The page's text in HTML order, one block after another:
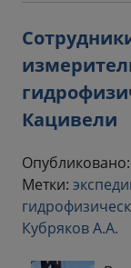
Кацивели
Метки:
Кубряков А.А.